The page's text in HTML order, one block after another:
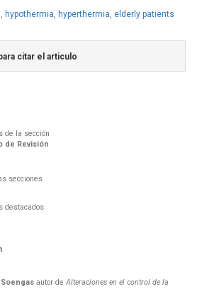
, hypothermia, hyperthermia, elderly patients
citar el articulo
de la sección
de Revisión
secciones
destacados
Soengas autor de Alteraciones en el control de la